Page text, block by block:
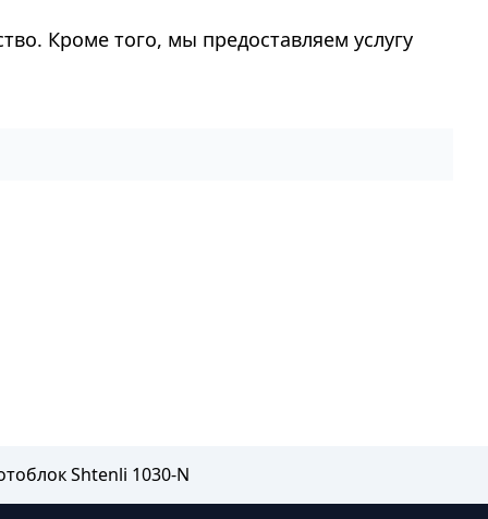
Кроме того, мы предоставляем услугу
Shtenli 1030-N